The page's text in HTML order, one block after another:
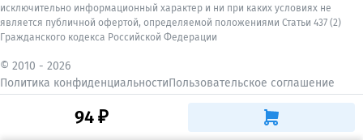
94 ₽
исключительно информационный характер и ни при каких условиях не
является публичной офертой, определяемой положениями Статьи 437 (2)
Гражданского кодекса Российской Федерации
© 2010 - 2026
Политика конфиденциальностиПользовательское соглашение